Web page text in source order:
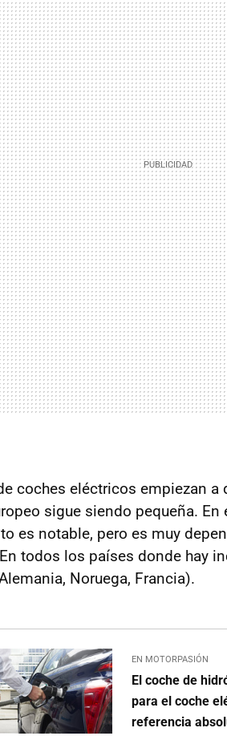
coches eléctricos empiezan
sigue siendo pequeña.
es notable, pero es muy
todos los países donde hay
Noruega, Francia).
EN MOTORPASIÓN
El coche de
para el coche
referencia